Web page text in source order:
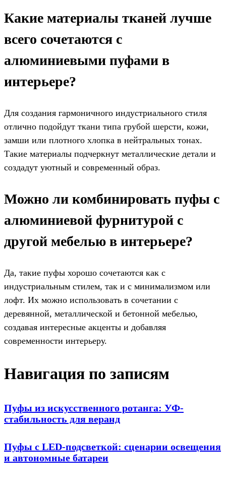
Какие материалы тканей лучше
всего сочетаются с
алюминиевыми пуфами в
интерьере?
Для создания гармоничного индустриального стиля
отлично подойдут ткани типа грубой шерсти, кожи,
замши или плотного хлопка в нейтральных тонах.
Такие материалы подчеркнут металлические детали и
создадут уютный и современный образ.
Можно ли комбинировать пуфы с
алюминиевой фурнитурой с
другой мебелью в интерьере?
Да, такие пуфы хорошо сочетаются как с
индустриальным стилем, так и с минимализмом или
лофт. Их можно использовать в сочетании с
деревянной, металлической и бетонной мебелью,
создавая интересные акценты и добавляя
современности интерьеру.
Навигация по записям
Пуфы из искусственного ротанга: УФ-
стабильность для веранд
Пуфы с LED-подсветкой: сценарии освещения
и автономные батареи